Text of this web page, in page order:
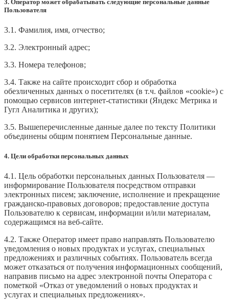
3. Оператор может обрабатывать следующие персональные данные
Пользователя
3.1. Фамилия, имя, отчество;
3.2. Электронный адрес;
3.3. Номера телефонов;
3.4. Также на сайте происходит сбор и обработка
обезличенных данных о посетителях (в т.ч. файлов «cookie») с
помощью сервисов интернет-статистики (Яндекс Метрика и
Гугл Аналитика и других);
3.5. Вышеперечисленные данные далее по тексту Политики
объединены общим понятием Персональные данные.
4. Цели обработки персональных данных
4.1. Цель обработки персональных данных Пользователя —
информирование Пользователя посредством отправки
электронных писем; заключение, исполнение и прекращение
гражданско-правовых договоров; предоставление доступа
Пользователю к сервисам, информации и/или материалам,
содержащимся на веб-сайте.
4.2. Также Оператор имеет право направлять Пользователю
уведомления о новых продуктах и услугах, специальных
предложениях и различных событиях. Пользователь всегда
может отказаться от получения информационных сообщений,
направив письмо на адрес электронной почты Оператора с
пометкой «Отказ от уведомлений о новых продуктах и
услугах и специальных предложениях».